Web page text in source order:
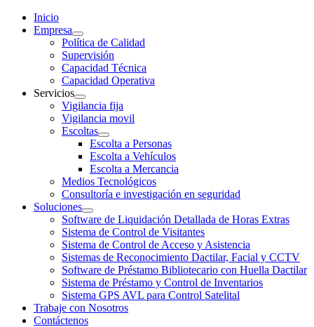
Inicio
Empresa
Política de Calidad
Supervisión
Capacidad Técnica
Capacidad Operativa
Servicios
Vigilancia fija
Vigilancia movil
Escoltas
Escolta a Personas
Escolta a Vehículos
Escolta a Mercancia
Medios Tecnológicos
Consultoría e investigación en seguridad
Soluciones
Software de Liquidación Detallada de Horas Extras
Sistema de Control de Visitantes
Sistema de Control de Acceso y Asistencia
Sistemas de Reconocimiento Dactilar, Facial y CCTV
Software de Préstamo Bibliotecario con Huella Dactilar
Sistema de Préstamo y Control de Inventarios
Sistema GPS AVL para Control Satelital
Trabaje con Nosotros
Contáctenos